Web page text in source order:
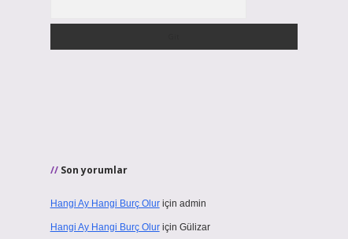
Son yorumlar
Hangi Ay Hangi Burç Oluriçin admin
Hangi Ay Hangi Burç Oluriçin Gülizar